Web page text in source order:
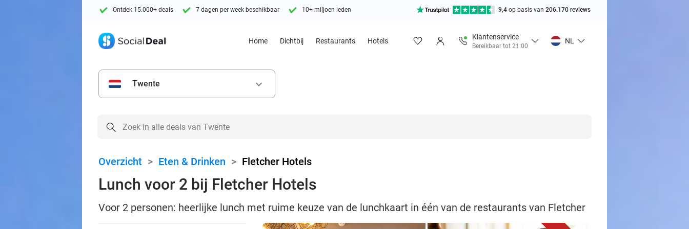
Ontdek 15.000+ deals 7 dagen per week beschikbaar 10+ miljoen leden 9,4 op basis van 206.170 reviews
Home Dichtbij Restaurants Hotels
Klantenservice
Bereikbaar tot 21:00
NL
Twente keyboard_arrow_down
Overzicht > Eten & Drinken > Fletcher Hotels
Lunch voor 2 bij Fletcher Hotels
Voor 2 personen: heerlijke lunch met ruime keuze van de lunchkaart in één van de restaurants van Fletcher